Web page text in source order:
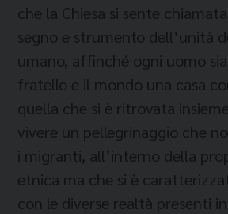
che la Chiesa si sente
segno e strumento dell’unità
umano, affinché ogni uomo
fratello e il mondo una casa
quella che si è ritrovata
vivere un pellegrinaggio che
i migranti, all’interno della
etnica ma che si è
con le diverse realtà presenti